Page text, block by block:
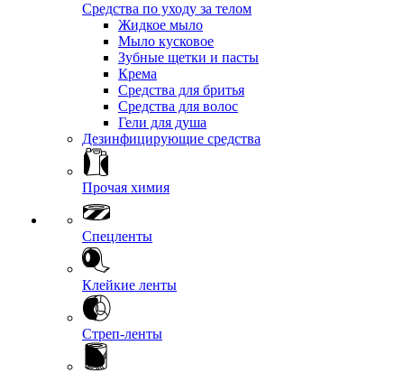
Средства по уходу за телом
Жидкое мыло
Мыло кусковое
Зубные щетки и пасты
Крема
Средства для бритья
Средства для волос
Гели для душа
Дезинфицирующие средства
Прочая химия
Спецленты
Клейкие ленты
Стреп-ленты